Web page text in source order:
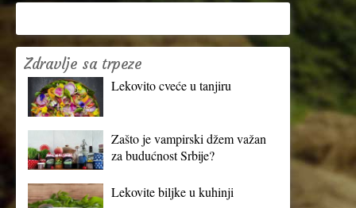
Zdravlje sa trpeze
Lekovito cveće u tanjiru
Zašto je vampirski džem važan
za budućnost Srbije?
Lekovite biljke u kuhinji